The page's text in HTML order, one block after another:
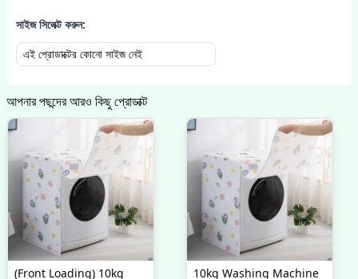
সাইজ সিলেক্ট করুন:
এই প্রোডাক্টের কোনো সাইজ নেই
আপনার পছন্দের আরও কিছু প্রোডাক্ট
(Front Loading) 10kg
10kg Washing Machine